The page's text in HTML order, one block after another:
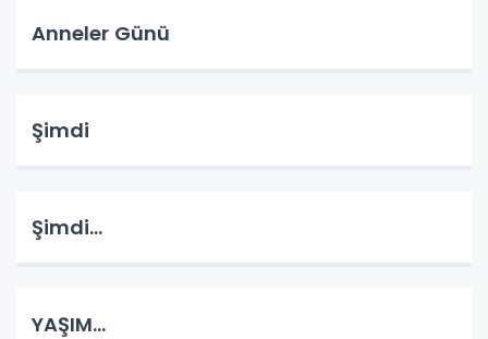
Anneler Günü
Şimdi
Şimdi...
YAŞIM...